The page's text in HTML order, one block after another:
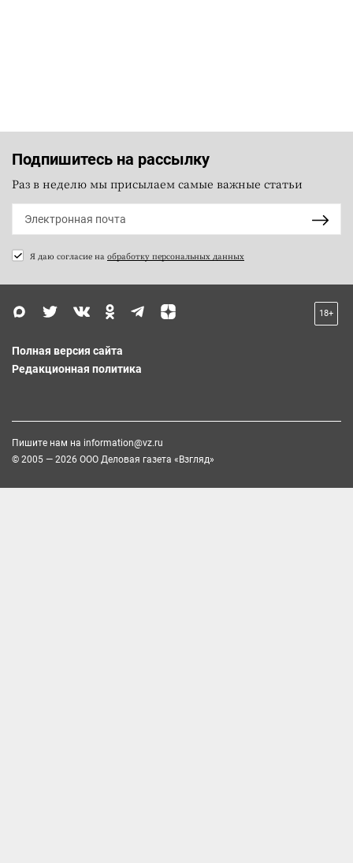
Подпишитесь на рассылку
Раз в неделю мы присылаем самые важные статьи
Я даю согласие на обработку персональных данных
18+
Полная версия сайта
Редакционная политика
Пишите нам на information@vz.ru
© 2005 — 2026 ООО Деловая газета «Взгляд»